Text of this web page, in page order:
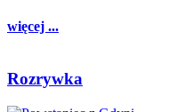
więcej ...
Rozrywka